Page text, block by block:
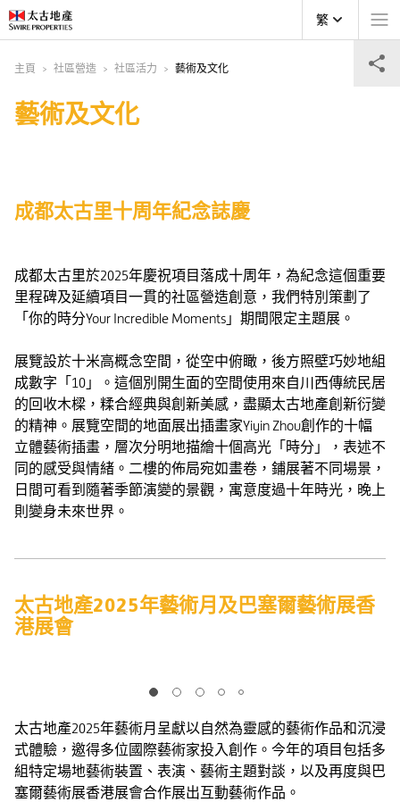
繁
主頁 社區營造 社區活力 藝術及文化
藝術及文化
成都太古里十周年紀念誌慶
成都太古里於2025年慶祝項目落成十周年，為紀念這個重要
里程碑及延續項目一貫的社區營造創意，我們特別策劃了
「你的時分Your Incredible Moments」期間限定主題展。
展覽設於十米高概念空間，從空中俯瞰，後方照壁巧妙地組
成數字「10」。這個別開生面的空間使用來自川西傳統民居
的回收木樑，糅合經典與創新美感，盡顯太古地產創新衍變
的精神。展覽空間的地面展出插畫家Yiyin Zhou創作的十幅
立體藝術插畫，層次分明地描繪十個高光「時分」，表述不
同的感受與情緒。二樓的佈局宛如畫卷，鋪展著不同場景，
日間可看到隨著季節演變的景觀，寓意度過十年時光，晚上
則變身未來世界。
太古地產2025年藝術月及巴塞爾藝術展香
港展會
太古地產2025年藝術月呈獻以自然為靈感的藝術作品和沉浸
式體驗，邀得多位國際藝術家投入創作。今年的項目包括多
組特定場地藝術裝置、表演、藝術主題對談，以及再度與巴
塞爾藝術展香港展會合作展出互動藝術作品。